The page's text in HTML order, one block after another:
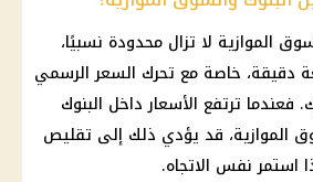
الموازية لا تزال محدودة نسبيًا،
دقيقة، خاصة مع تحرك السعر الرسمي
ترتفع الأسعار داخل البنوك
الموازية، قد يؤدي ذلك إلى تقليص
استمر نفس الاتجاه.